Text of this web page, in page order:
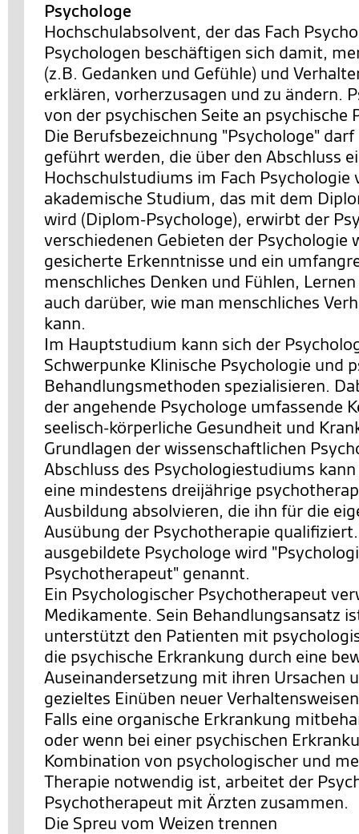
Psychologe
Hochschulabsolvent, der das Fach
Psychologen beschäftigen sich damit,
(z.B. Gedanken und Gefühle) und
erklären, vorherzusagen und zu ändern.
von der psychischen Seite an psychische
Die Berufsbezeichnung "Psychologe"
geführt werden, die über den Abschluss
Hochschulstudiums im Fach Psychologie
akademische Studium, das mit dem
wird (Diplom-Psychologe), erwirbt der
verschiedenen Gebieten der Psychologie
gesicherte Erkenntnisse und ein
menschliches Denken und Fühlen,
auch darüber, wie man menschliches
kann.
Im Hauptstudium kann sich der
Schwerpunke Klinische Psychologie und
Behandlungsmethoden spezialisieren.
der angehende Psychologe umfassende
seelisch-körperliche Gesundheit und
Grundlagen der wissenschaftlichen
Abschluss des Psychologiestudiums
eine mindestens dreijährige
Ausbildung absolvieren, die ihn für die
Ausübung der Psychotherapie
ausgebildete Psychologe wird
Psychotherapeut" genannt.
Ein Psychologischer Psychotherapeut
Medikamente. Sein Behandlungsansatz
unterstützt den Patienten mit
die psychische Erkrankung durch eine
Auseinandersetzung mit ihren Ursachen
gezieltes Einüben neuer
Falls eine organische Erkrankung
oder wenn bei einer psychischen
Kombination von psychologischer und
Therapie notwendig ist, arbeitet der
Psychotherapeut mit Ärzten zusammen.
Die Spreu vom Weizen trennen